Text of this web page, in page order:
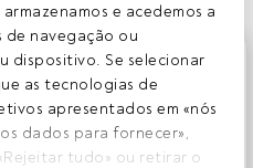
e acedemos a
de navegação ou
dispositivo. Se selecionar
as tecnologias de
apresentados em «nós
dados para fornecer»,
tudo» ou retirar o
os utilizadores registados
registado, aceda através do
conta, convidamo-lo a
o universo que a